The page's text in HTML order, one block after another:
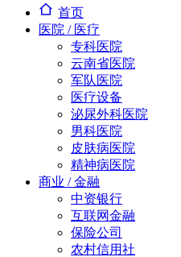
首页
医院 / 医疗
专科医院
云南省医院
军队医院
医疗设备
泌尿外科医院
男科医院
皮肤病医院
精神病医院
商业 / 金融
中资银行
互联网金融
保险公司
农村信用社